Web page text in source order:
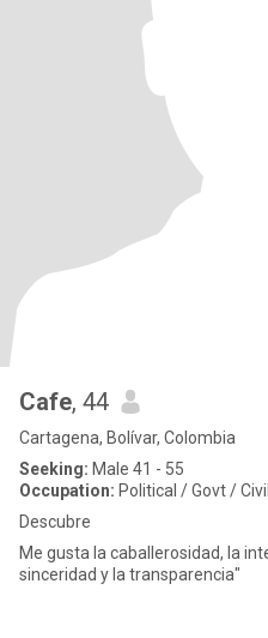
Cafe, 44
Cartagena, Bolívar, Colombia
Seeking: Male 41 - 55
Occupation: Political / Govt /
Descubre
Me gusta la caballerosidad, la
sinceridad y la transparencia"